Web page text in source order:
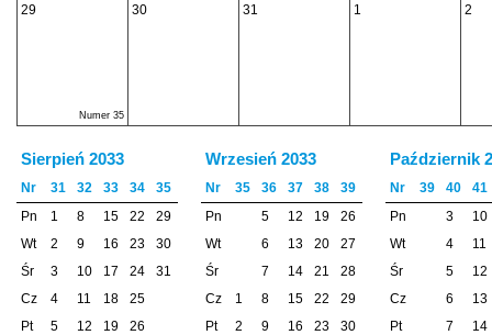
29
Numer 35
30 31 1 2
Sierpień 2033
Nr 31 32 33 34
35
Pn
1 8 15 22
29
Wt
2 9 16 23
30
Śr
3 10 17 24
31
Cz
4 11 18
25
Pt
5 12 19
26
Wrzesień 2033
Nr 35 36 37 38
39
Pn
5 12 19
26
Wt
6 13 20
27
Śr
7 14 21
28
Cz
1 8 15 22
29
Pt
2 9 16 23
30
Październik
Nr 39 40
41
Pn
3
10
Wt
4
11
Śr
5
12
Cz
6
13
Pt
7
14